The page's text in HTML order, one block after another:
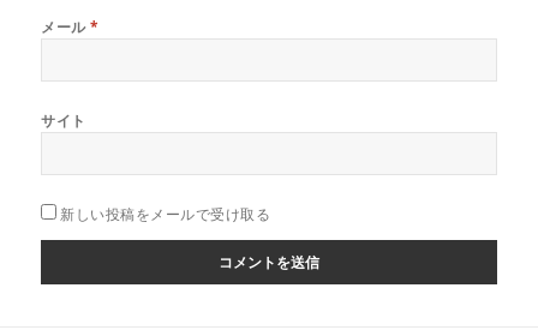
メール*
サイト
新しい投稿をメールで受け取る